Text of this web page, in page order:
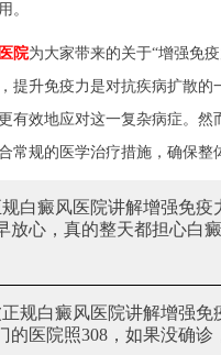
。
院为大家带来的关于“增强免
提升免疫力是对抗疾病扩散的
有效地应对这一复杂病症。
常规的医学治疗措施，确保整
白癜风医院讲解增强免疫
放心，真的整天都担心白
规白癜风医院讲解增强免
的医院照308，如果没确